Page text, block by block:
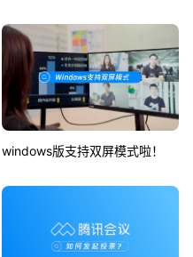
windows版支持双屏模式啦！